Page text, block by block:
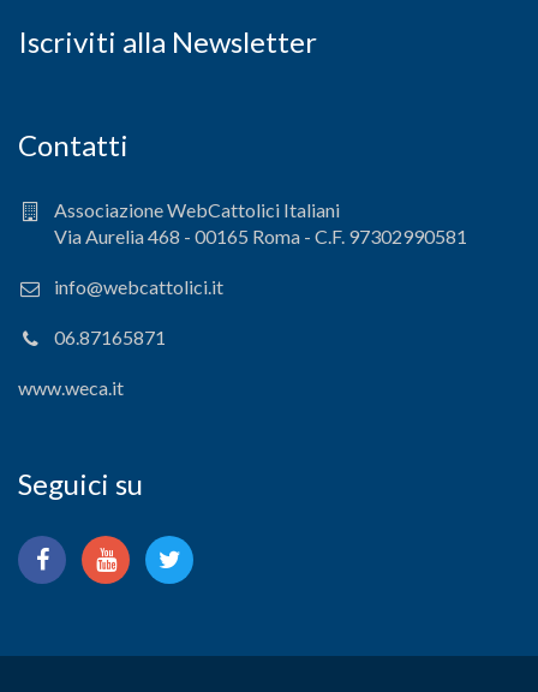
Iscriviti alla Newsletter
Contatti
Associazione WebCattolici Italiani
Via Aurelia 468 - 00165 Roma - C.F. 97302990581
info@webcattolici.it
06.87165871
www.weca.it
Seguici su